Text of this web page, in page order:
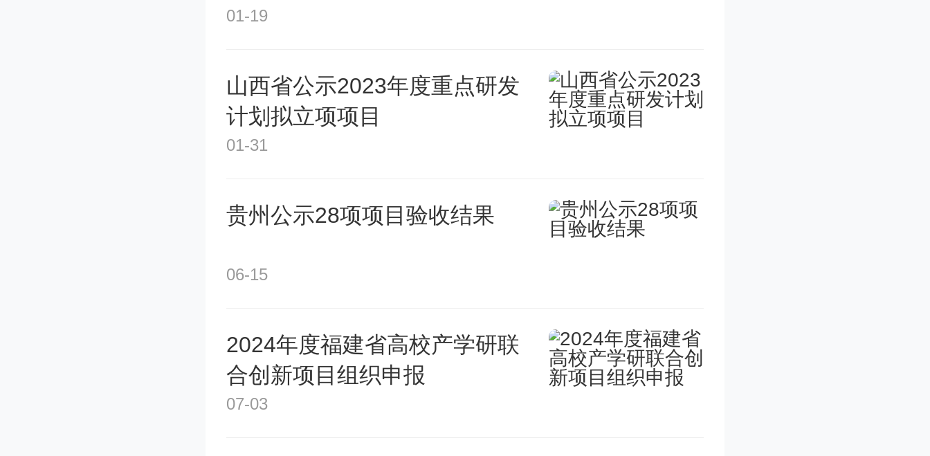
在韩国，医生拥有较高的社会地位和收入，跻身
这一群体并不容易，报考医学院竞争激烈。韩国
2000年至2006年期间，医学院招生名额由3273
告，韩国每1000人仅有2.6名医生，不及OECD均
值3.7人，在发达国家中排名垫底，而韩国人均门
01-19
山西省公示2023年度重点研发
计划拟立项项目
01-31
贵州公示28项项目验收结果
06-15
2024年度福建省高校产学研联
合创新项目组织申报
07-03